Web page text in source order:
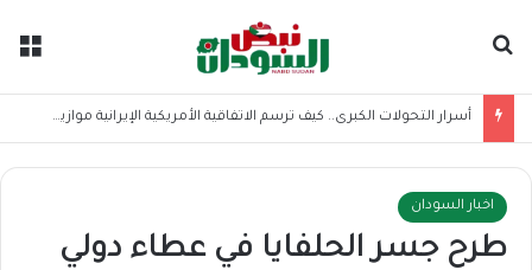
أسرار التحولات الكبرى.. كيف ترسم الاتفاقية الأمريكية الإيرانية موازين القوى بالمنطقة؟
اخبار السودان
طرح جسر الحلفايا في عطاء دولي